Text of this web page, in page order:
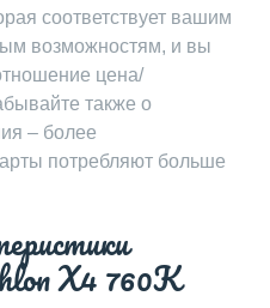
соответствует вашим
возможностям, и вы
цена/
также о
– более
потребляют больше
X4 760K